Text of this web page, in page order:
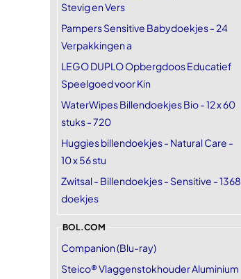
Stevig en Vers
Pampers Sensitive Babydoekjes - 24
Verpakkingen a
LEGO DUPLO Opbergdoos Educatief
Speelgoed voor Kin
WaterWipes Billendoekjes Bio - 12 x 60
stuks - 720
Huggies billendoekjes - Natural Care -
10 x 56 stu
Zwitsal - Billendoekjes - Sensitive - 1368
doekjes
BOL.COM
Companion (Blu-ray)
Steico® Vlaggenstokhouder Aluminium